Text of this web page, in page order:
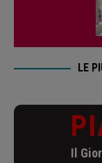
LE
Il